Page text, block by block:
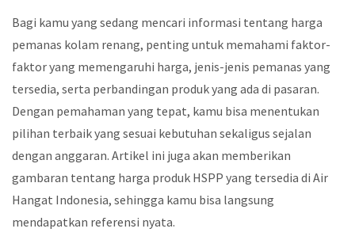
Bagi kamu yang sedang mencari informasi tentang harga
pemanas kolam renang, penting untuk memahami faktor-
faktor yang memengaruhi harga, jenis-jenis pemanas yang
tersedia, serta perbandingan produk yang ada di pasaran.
Dengan pemahaman yang tepat, kamu bisa menentukan
pilihan terbaik yang sesuai kebutuhan sekaligus sejalan
dengan anggaran. Artikel ini juga akan memberikan
gambaran tentang harga produk HSPP yang tersedia di Air
Hangat Indonesia, sehingga kamu bisa langsung
mendapatkan referensi nyata.